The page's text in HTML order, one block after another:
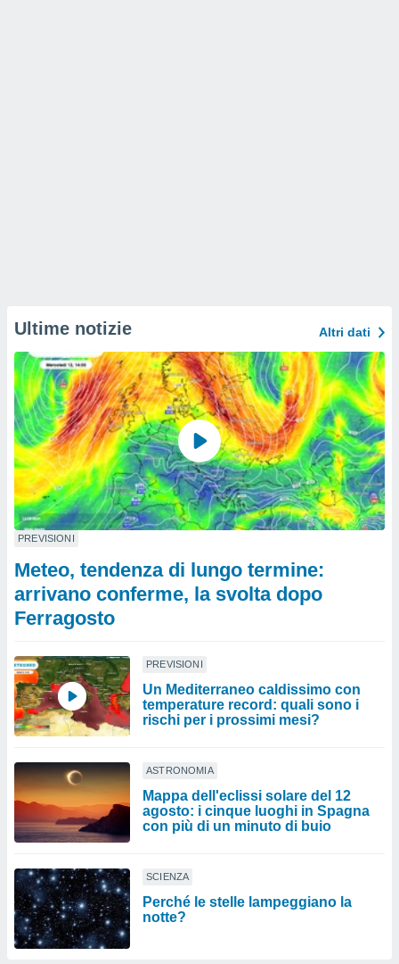
Ultime notizie Altri dati
PREVISIONI
Meteo, tendenza di lungo termine:
arrivano conferme, la svolta dopo
Ferragosto
PREVISIONI
Un Mediterraneo caldissimo con
temperature record: quali sono i
rischi per i prossimi mesi?
ASTRONOMIA
Mappa dell'eclissi solare del 12
agosto: i cinque luoghi in Spagna
con più di un minuto di buio
SCIENZA
Perché le stelle lampeggiano la
notte?